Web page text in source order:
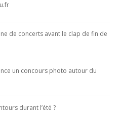
de concerts avant le clap de fin de
un concours photo autour du
durant l’été ?